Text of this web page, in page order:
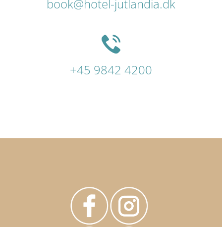
book@hotel-jutlandia.dk
+45 9842 4200